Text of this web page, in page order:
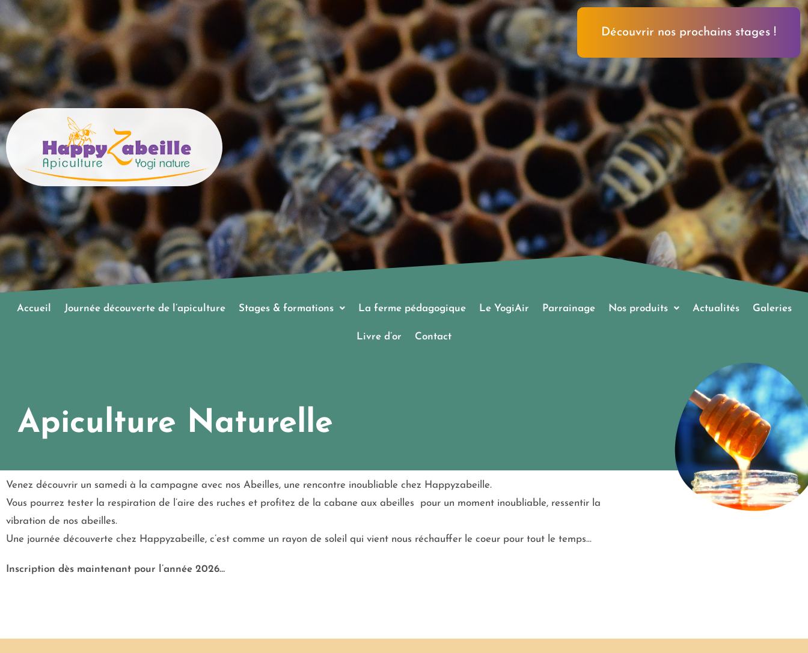
Découvrir nos prochains stages !
Accueil Journée découverte de l’apiculture Stages & formations La ferme pédagogique Le YogiAir Parrainage Nos produits Actualités Galeries
Livre d’or Contact
Apiculture Naturelle
Venez découvrir un samedi à la campagne avec nos Abeilles, une rencontre inoubliable chez Happyzabeille.
Vous pourrez tester la respiration de l’aire des ruches et profitez de la cabane aux abeilles pour un moment inoubliable, ressentir la
vibration de nos abeilles.
Une journée découverte chez Happyzabeille, c’est comme un rayon de soleil qui vient nous réchauffer le coeur pour tout le temps…
Inscription dès maintenant pour l’année 2026…